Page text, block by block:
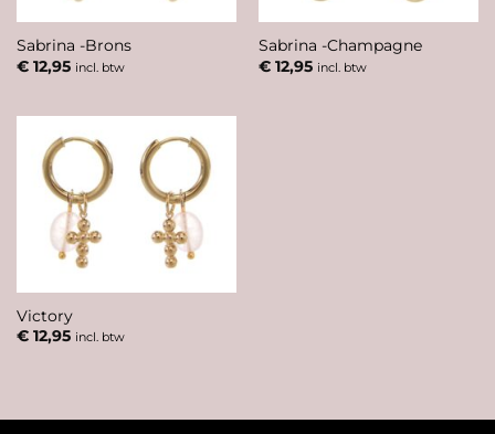
Sabrina -Brons
€12,95 incl. btw
Sabrina -Champagne
€12,95 incl. btw
Victory
€12,95 incl. btw